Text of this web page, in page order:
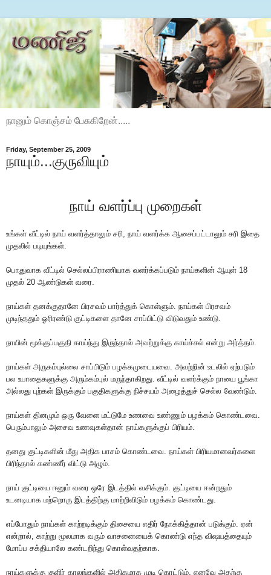
நானும் கொஞ்சம் பேசுகிறேன்.....
Friday, September 25, 2009
நாயும்...குருவியும்
நாய் வளர்ப்பு முறைகள்
உ‌ங்க‌ள் ‌வீ‌ட்டில‌் நா‌ய் வள‌ர்‌த்தாலு‌ம் ச‌ரி, நா‌ய் வள‌ர்‌‌க்க ஆசை‌ப்ப‌ட்டாலு‌ம் ச‌ரி இதை
முத‌லி‌ல் படியு‌ங்க‌ள்.
பொதுவாக வீட்டில் செல்லப்பிராணியாக வளர்க்கப்படும் நாய்களின் ஆயுள் 18
முதல் 20 ஆண்டுகள் வரை.
நாய்கள் தனக்குதானே பிரசவம் பார்த்துக் கொள்ளும். நாய்கள் பிரசவம்
முடிந்ததும் ஓரிரண்டு குட்டிகளை தானே சாப்பிட்டு விடுவது‌ம் உண்டு.
நாயின் மூக்குப்பகுதி காய்ந்து இருந்தால் அவற்றுக்கு காய்ச்சல் என்று அர்த்தம்.
நாய்கள் அருகம்புல்லை சாப்பிடும் பழக்கமுடையவை. அவற்றின் உடலில் ஏற்படும்
பல உபாதைகளுக்கு அரும்கம்புல் மருந்தாகிறது. ‌வீ‌ட்டி‌ல் வள‌ர்‌க்கு‌ம் நாயை பூ‌ங்கா
அ‌ல்லது பு‌ற்க‌ள் இரு‌க்கு‌‌ம் பகு‌திகளு‌க்கு ‌நி‌ச்சய‌ம் அழை‌த்து‌ச் செ‌ல்ல வே‌ண்டு‌ம்.
நாய்கள் தினமும் ஒரு வேளை மட்டுமே உணவை உண்ணும் பழக்கம் கொண்டவை.
பெரு‌ம்பாலு‌ம் அசைவ உணவுக‌ள்தா‌ன் நா‌‌ய்களு‌க்கு‌ப் ‌பி‌ரிய‌ம்.
தனது குட்டிகளின் மீது அதிக பாசம் கொண்டவை. நாய்கள் பிரியமானவர்களை
பிரிந்தால் கண்ணீர் விட்டு அழும்.
நா‌ய் கு‌ட்டியை ஈனு‌ம் வரை ஒரே இட‌த்‌தி‌ல் வ‌சி‌க்கு‌ம். கு‌‌ட்டியை ஈ‌ன்றது‌ம்
உடனடியாக ம‌ற்றொரு இட‌த்‌தி‌ற்கு மா‌ற்‌றி‌விடு‌ம் பழ‌க்க‌ம் கொ‌ண்டது.
எப்போதும் நாய்கள் காற்றடிக்கும் திசையை எதிர் நோக்கித்தான் படுக்கும். ஏ‌ன்
எ‌ன்றா‌ல், கா‌ற்று மூலமாக வரு‌ம் வாசனையை‌க் கொ‌ண்டு எ‌ந்த ‌விஷய‌த்தையு‌ம்
மோ‌ப்ப ச‌க்‌தியாலே க‌ண்ட‌றி‌ந்து கொ‌ள்வத‌ற்காக.
நாய்களுக்கு குளிர் காலங்களில் அதிகமாக முடி கொட்டும். எனவே அதற்கு